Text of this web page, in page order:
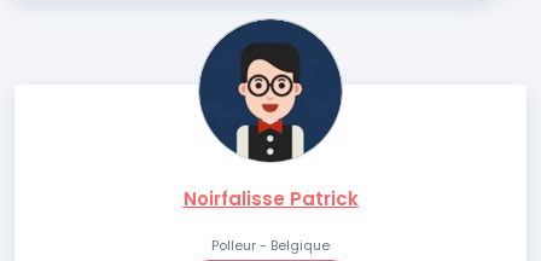
Noirfalisse Patrick
Polleur - Belgique